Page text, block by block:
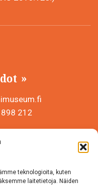
teknologioita, kuten
laitetietoja. Näiden
212
2